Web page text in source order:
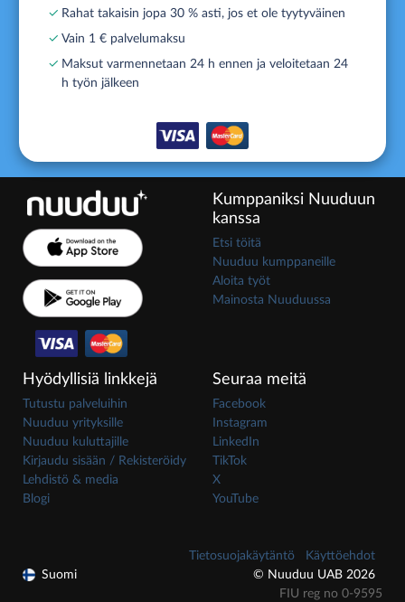
✓ Rahat takaisin jopa 30 % asti, jos et ole tyytyväinen
✓ Vain 1 € palvelumaksu
✓ Maksut varmennetaan 24 h ennen ja veloitetaan 24
h työn jälkeen
Kumppaniksi Nuuduun
kanssa
Etsi töitä
Nuuduu kumppaneille
Aloita työt
Mainosta Nuuduussa
Hyödyllisiä linkkejä
Tutustu palveluihin
Nuuduu yrityksille
Nuuduu kuluttajille
Kirjaudu sisään / Rekisteröidy
Lehdistö & media
Blogi
Seuraa meitä
Facebook
Instagram
LinkedIn
TikTok
X
YouTube
Suomi
Tietosuojakäytäntö
Käyttöehdot
© Nuuduu UAB 2026
FIU reg no 0-9595